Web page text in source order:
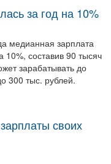
за год на 10%
медианная зарплата
10%, составив 90 тысяч
зарабатывать до
300 тыс. рублей.
своих